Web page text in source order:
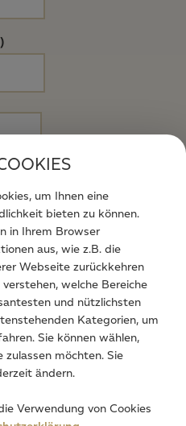
abgesendeten Daten
meines Anliegens
Informationen finden
um Ihnen eine
bieten zu können.
in Ihrem Browser
aus, wie z.B. die
Webseite zurückkehren
welche Bereiche
und nützlichsten
Kategorien, um
Sie können wählen,
zulassen möchten. Sie
ändern.
Verwendung von Cookies